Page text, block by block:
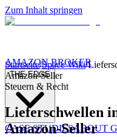
Zum Inhalt springen
AMAZON BROKER
THE EDGE
CASE STUDIESABOUT
Startseite/Space Wiki/
Amazon-Seller
Steuern & Recht
Lieferschwellen
Amazon-Seller